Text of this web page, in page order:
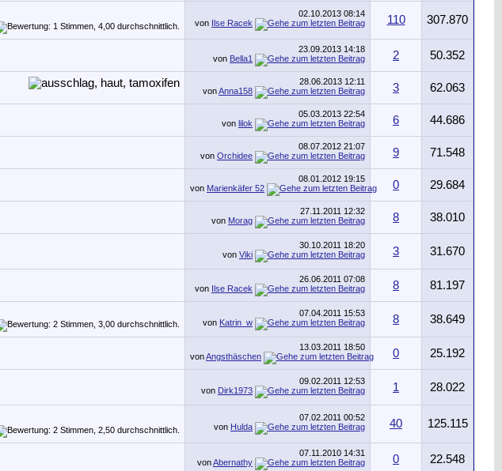
02.10.2013 08:14
von Ilse Racek 110 307.870
23.09.2013 14:18
von Bella1 2 50.352
28.06.2013 12:11
vonAnna158 3 62.063
05.03.2013 22:54
von lilok 6 44.686
08.07.2012 21:07
von Orchidee 9 71.548
08.01.2012 19:15
von Marienkäfer 52 0 29.684
27.11.2011 12:32
von Morag 8 38.010
30.10.2011 18:20
von Viki 3 31.670
26.06.2011 07:08
von Ilse Racek 8 81.197
07.04.2011 15:53
von Katrin_w 8 38.649
13.03.2011 18:50
vonAngsthäschen 0 25.192
09.02.2011 12:53
von Dirk1973 1 28.022
07.02.2011 00:52
von Hulda 40 125.115
07.11.2010 14:31
vonAbernathy 0 22.548